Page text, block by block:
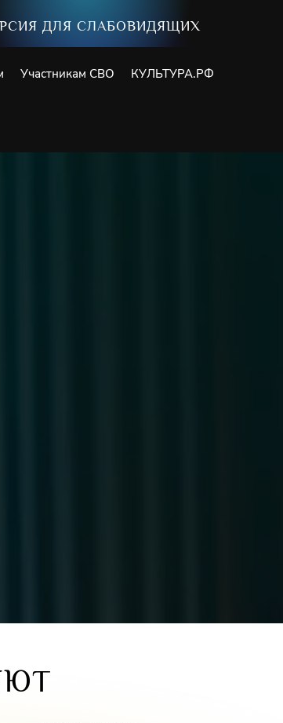
ДЛЯ СЛАБОВИДЯЩИХ
Участникам СВО КУЛЬТУРА.РФ